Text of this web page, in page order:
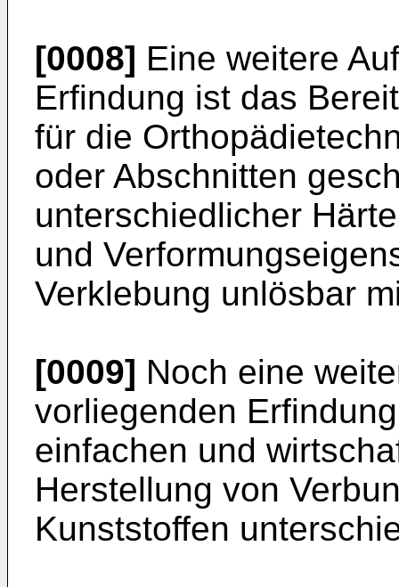
[0008] Eine weitere
Erfindung ist das
für die
oder Abschnitten
unterschiedlicher
und
Verklebung unlösbar
[0009] Noch eine
vorliegenden
einfachen und
Herstellung von
Kunststoffen